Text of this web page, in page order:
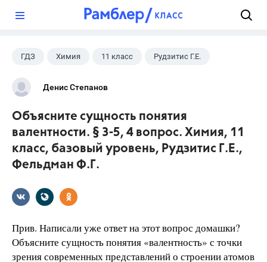
ГДЗ Химия 11 класс Рудзитис Г.Е.
Денис Степанов
Объясните сущность понятия
валентности. § 3-5, 4 вопрос. Химия, 11
класс, базовый уровень, Рудзитис Г.Е.,
Фельдман Ф.Г.
Прив. Написали уже ответ на этот вопрос домашки?
Объясните сущность понятия «валентность» с точки
зрения современных представлений о строении атомов